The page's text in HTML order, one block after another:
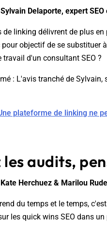
Delaporte, expert
de linking délivrent de plus
pour objectif de se
travail d'un consultant SEO ?
: L'avis tranché de
plateforme de linking ne
audits,
Herchuez & Marilou
du temps et le temps,
les quick wins SEO dans